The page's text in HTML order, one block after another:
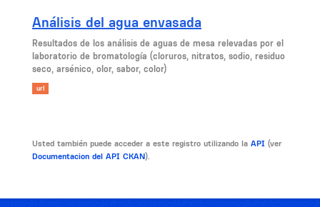
Análisis del agua envasada
​Resultados de los análisis de aguas de mesa relevadas por el
laboratorio de bromatología (cloruros, nitratos, sodio, residuo
seco, arsénico, olor, sabor, color)
url
Usted también puede acceder a este registro utilizando la API (ver
Documentacion del API CKAN).